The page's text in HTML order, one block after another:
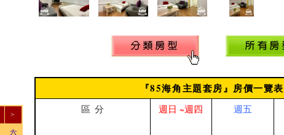
『85海角主題套房』房價一覽表
區 分 週日 ~週四 週五
>
六